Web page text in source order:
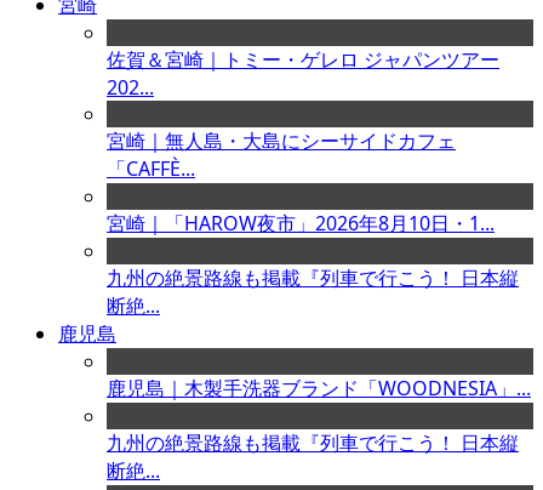
佐賀＆宮崎｜トミー・ゲレロ ジャパンツアー
202...
宮崎｜無人島・大島にシーサイドカフェ
「CAFFÈ...
宮崎｜「HAROW夜市」2026年8月10日・1...
九州の絶景路線も掲載『列車で行こう！ 日本縦
断絶...
鹿児島
鹿児島｜木製手洗器ブランド「WOODNESIA」...
九州の絶景路線も掲載『列車で行こう！ 日本縦
断絶...